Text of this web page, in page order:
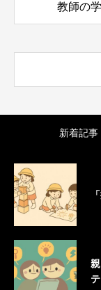
教師の
新着記事